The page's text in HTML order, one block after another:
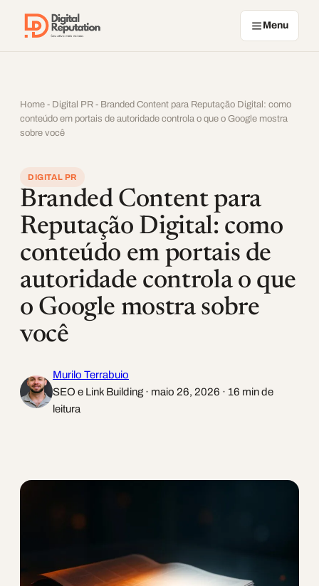
Menu
Home - Digital PR - Branded Content para Reputação Digital: como
conteúdo em portais de autoridade controla o que o Google mostra
sobre você
DIGITAL PR
Branded Content para
Reputação Digital: como
conteúdo em portais de
autoridade controla o que
o Google mostra sobre
você
Murilo Terrabuio
SEO e Link Building · maio 26, 2026 · 16 min de
leitura